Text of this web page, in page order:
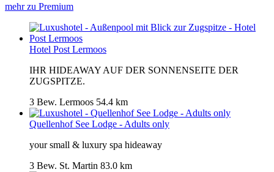
mehr zu Premium
Hotel Post Lermoos
IHR HIDEAWAY AUF DER SONNENSEITE DER
ZUGSPITZE.
3 Bew. Lermoos 54.4 km
Quellenhof See Lodge - Adults only
your small & luxury spa hideaway
3 Bew. St. Martin 83.0 km